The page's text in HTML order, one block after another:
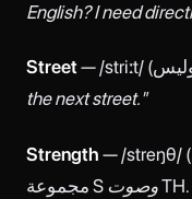
English? I need
Street
the next street."
Strength — /streŋθ/ (وليس "estrength") تجمع بين مشكلة
مجموعة S وصوتTH. صوتان إنجليزيان صعبان على